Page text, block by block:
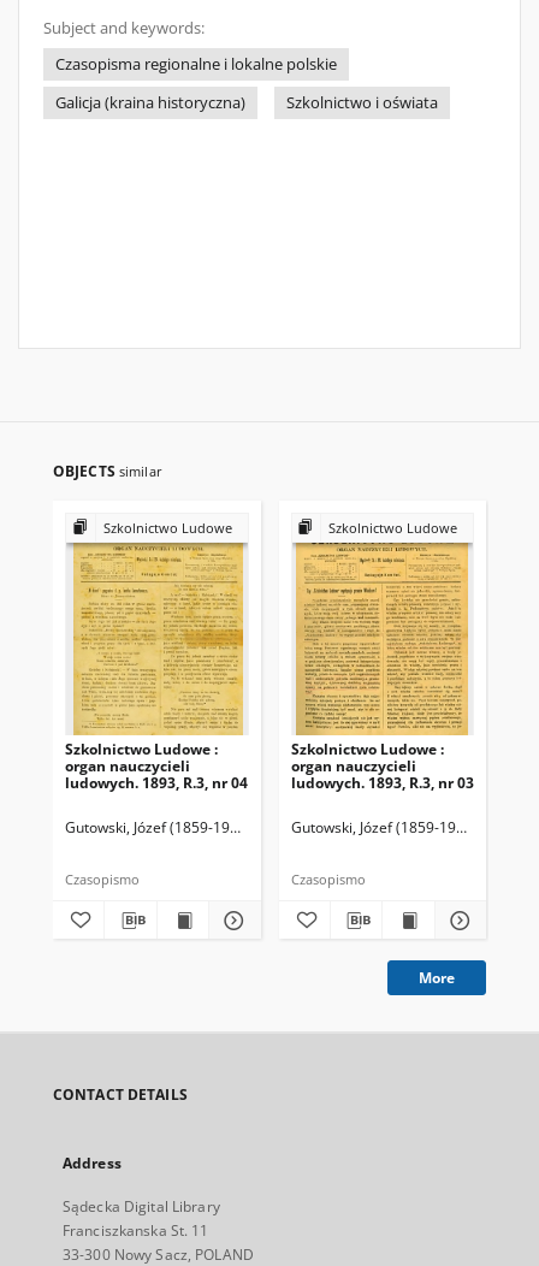
Subject and keywords:
Czasopisma regionalne i lokalne polskie
Galicja (kraina historyczna)
Szkolnictwo i oświata
OBJECTS similar
Szkolnictwo Ludowe
Szkolnictwo Ludowe :
organ nauczycieli
ludowych. 1893, R.3, nr 04
Gutowski, Józef (1859-1916). Redaktor
Czasopismo
Szkolnictwo Ludowe
Szkolnictwo Ludowe :
organ nauczycieli
ludowych. 1893, R.3, nr 03
Gutowski, Józef (1859-1916).
Czasopismo
More
CONTACT DETAILS
Address
Sądecka Digital Library
Franciszkanska St. 11
33-300 Nowy Sacz, POLAND